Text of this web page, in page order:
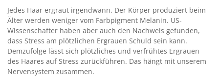
Jedes Haar ergraut irgendwann. Der Körper produziert beim
Älter werden weniger vom Farbpigment Melanin. US-
Wissenschafter haben aber auch den Nachweis gefunden,
dass Stress am plötzlichen Ergrauen Schuld sein kann.
Demzufolge lässt sich plötzliches und verfrühtes Ergrauen
des Haares auf Stress zurückführen. Das hängt mit unserem
Nervensystem zusammen.